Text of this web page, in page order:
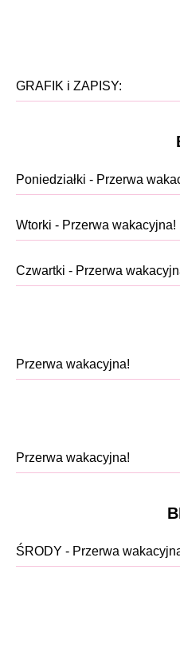
GRAFIK i ZAPISY:
Poniedziałki - Przerwa
Wtorki - Przerwa wakacyjna!
Czwartki - Przerwa
Przerwa wakacyjna!
Przerwa wakacyjna!
ŚRODY - Przerwa